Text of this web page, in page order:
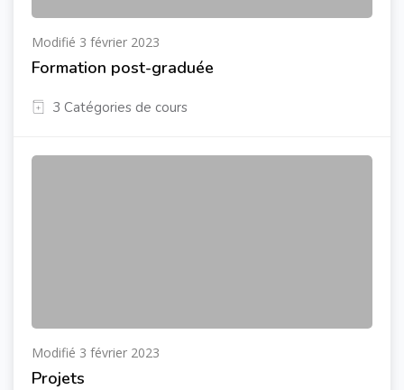
Modifié 3 février 2023
Formation post-graduée
3 Catégories de cours
Modifié 3 février 2023
Projets